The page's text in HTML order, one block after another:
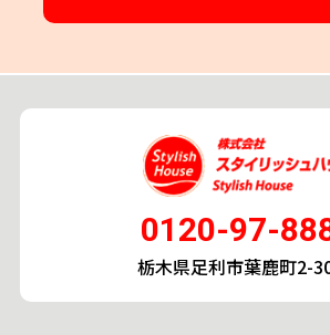
0120-97-
栃木県足利市葉鹿町2-